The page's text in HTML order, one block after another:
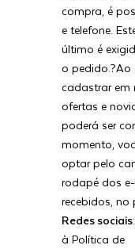
compra, é
e telefone.
último é
o pedido.?Ao
cadastrar em
ofertas e
poderá ser
momento,
optar pelo
rodapé dos
recebidos, no
Redes sociais
à Política de